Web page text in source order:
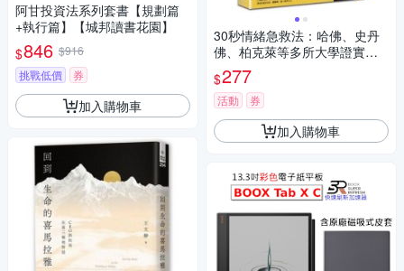
阿甘投資法系列套書【規劃篇
+執行篇】【城邦讀書花園】
$846 $916
挑戰低價
券
加入購物車
30秒情緒急救法：哈佛、史丹
佛、柏克萊等多所大學證實！
諮商心理師鍾育騰教你快速擺
脫職場、人際、家庭壓力，告
別焦慮、失眠的83個情緒處方
箋【城邦讀書花園】
$277
活動 券
加入購物車